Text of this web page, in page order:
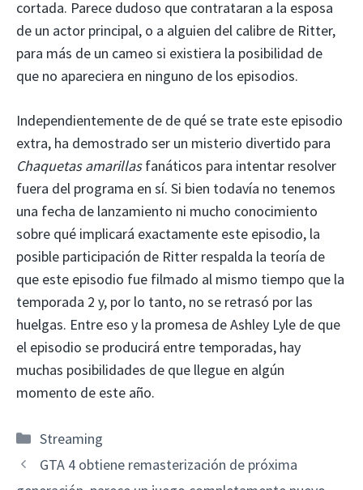
cortada. Parece dudoso que contrataran a la esposa
de un actor principal, o a alguien del calibre de Ritter,
para más de un cameo si existiera la posibilidad de
que no apareciera en ninguno de los episodios.
Independientemente de de qué se trate este episodio
extra, ha demostrado ser un misterio divertido para
Chaquetas amarillasfanáticos para intentar resolver
fuera del programa en sí. Si bien todavía no tenemos
una fecha de lanzamiento ni mucho conocimiento
sobre qué implicará exactamente este episodio, la
posible participación de Ritter respalda la teoría de
que este episodio fue filmado al mismo tiempo que la
temporada 2 y, por lo tanto, no se retrasó por las
huelgas. Entre eso y la promesa de Ashley Lyle de que
el episodio se producirá entre temporadas, hay
muchas posibilidades de que llegue en algún
momento de este año.
Categorías
Streaming
GTA 4 obtiene remasterización de próxima